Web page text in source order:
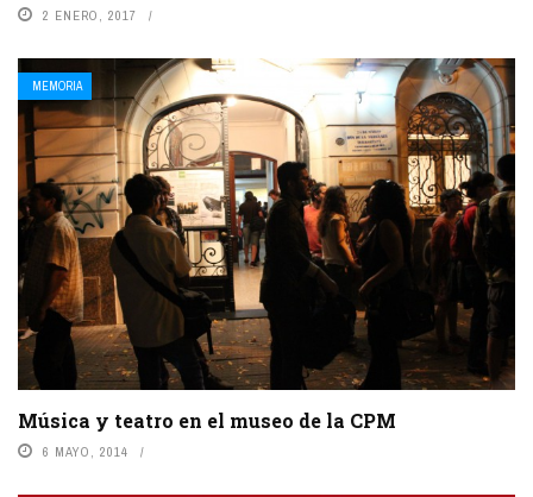
2 ENERO, 2017
MEMORIA
Música y teatro en el museo de la CPM
6 MAYO, 2014